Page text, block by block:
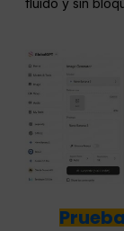
fluido y sin